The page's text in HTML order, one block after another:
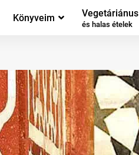
Könyveim Vegetáriánus
és halas ételek